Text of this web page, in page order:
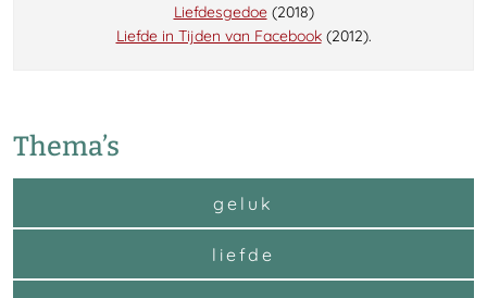
Liefdesgedoe(2018)
Liefde in Tijden van Facebook(2012).
Thema’s
geluk
liefde